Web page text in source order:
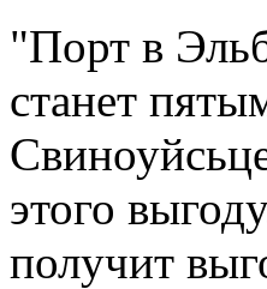
"Порт в
станет
этого
получит